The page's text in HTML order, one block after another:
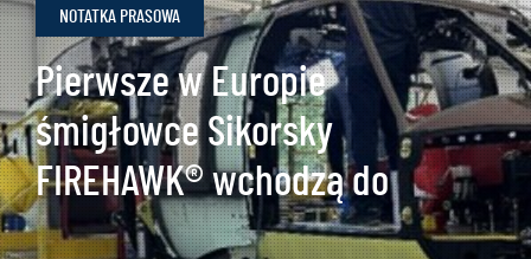
NOTATKA PRASOWA
Pierwsze w Europie
śmigłowce Sikorsky
FIREHAWK® wchodzą do
produkcji w Polsce